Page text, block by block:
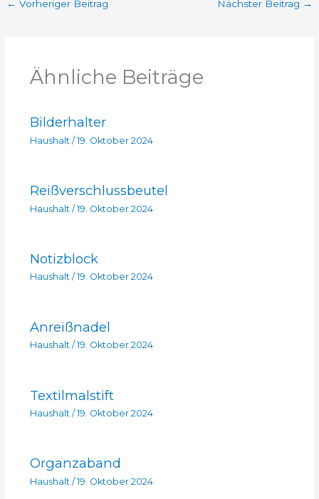
← Vorheriger Beitrag Nächster Beitrag →
Ähnliche Beiträge
Bilderhalter
Haushalt /19. Oktober 2024
Reißverschlussbeutel
Haushalt /19. Oktober 2024
Notizblock
Haushalt/ 19. Oktober 2024
Anreißnadel
Haushalt/ 19. Oktober 2024
Textilmalstift
Haushalt / 19. Oktober 2024
Organzaband
Haushalt / 19. Oktober 2024